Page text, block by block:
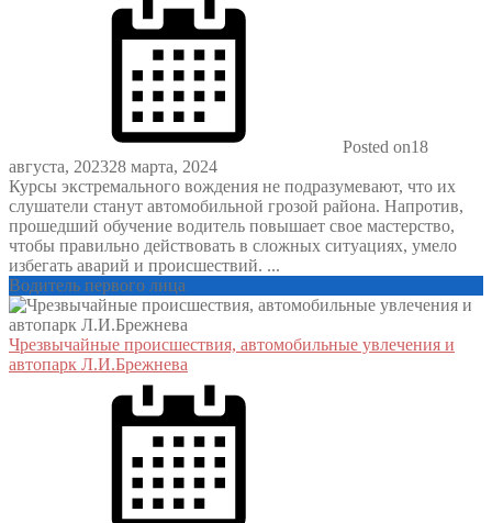
Posted on18
августа, 202328 марта, 2024
Курсы экстремального вождения не подразумевают, что их
слушатели станут автомобильной грозой района. Напротив,
прошедший обучение водитель повышает свое мастерство,
чтобы правильно действовать в сложных ситуациях, умело
избегать аварий и происшествий. ...
Водитель первого лица
Чрезвычайные происшествия, автомобильные увлечения и
автопарк Л.И.Брежнева